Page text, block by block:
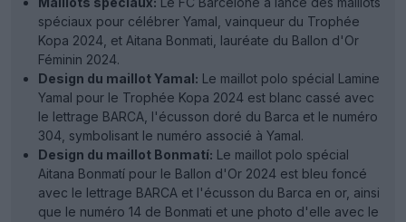
spéciaux pour célébrer Yamal, vainqueur du Trophée
Kopa 2024, et Aitana Bonmati, lauréate du Ballon d'Or
Féminin 2024.
Design du maillot Yamal: Le maillot polo spécial Lamine
Yamal pour le Trophée Kopa 2024 est blanc cassé avec
le lettrage BARCA, l'écusson doré du Barca et le numéro
304, symbolisant le numéro associé à Yamal.
Design du maillot Bonmatí: Le maillot polo spécial
Aitana Bonmatí pour le Ballon d'Or 2024 est bleu foncé
avec le lettrage BARCA et l'écusson du Barca en or, ainsi
que le numéro 14 de Bonmati et une photo d'elle avec le